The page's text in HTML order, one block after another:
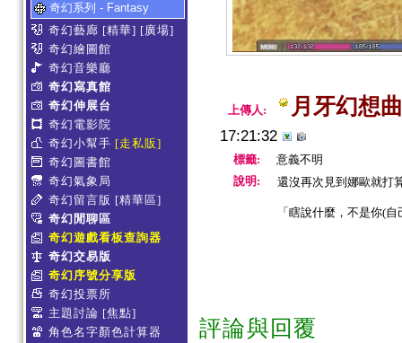
奇幻系列 - Fantasy
奇幻藝廊 [精華] [廣場]
奇幻繪圖館
奇幻音樂廳
奇幻寫真館
奇幻伸展台
奇幻電影院
奇幻小幫手 [走私販]
奇幻圖書館
奇幻氣象局
奇幻留言版 [精華區]
奇幻閒聊區
奇幻遊戲看板查詢器
奇幻交易版
奇幻序號分享版
奇幻投票所
主題討論 [焦點]
角色名字顏色計算器
上傳人: 月牙幻想曲
17:21:32
標籤:
意義不明
說明:
還沒再次見到娜歐就打
「瞎說什麼，不是你(
評論與回覆